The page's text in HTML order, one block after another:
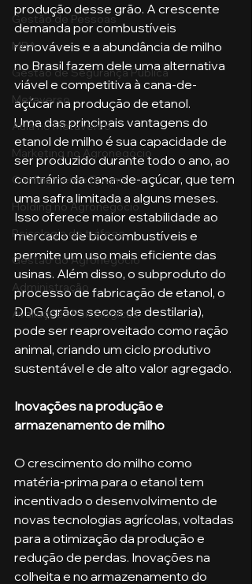
Gestão de Pessoas
MBA
Gestão de Segurança Publica
Metaverso
Aula no Metaverso
Marketing no Agronegócio
Confinamento Bovino
Holding no Agronegócio
Psicologia de tráfego
Gestão do Agronegócio
Administração
Avaliações Psicológicas
produção desse grão. A crescente
demanda por combustíveis
renováveis e a abundância de milho
no Brasil fazem dele uma alternativa
viável e competitiva à cana-de-
açúcar na produção de etanol.
Uma das principais vantagens do
etanol de milho é sua capacidade de
ser produzido durante todo o ano, ao
contrário da cana-de-açúcar, que tem
uma safra limitada a alguns meses.
Isso oferece maior estabilidade ao
mercado de biocombustíveis e
permite um uso mais eficiente das
usinas. Além disso, o subproduto do
processo de fabricação de etanol, o
DDG (grãos secos de destilaria),
pode ser reaproveitado como ração
animal, criando um ciclo produtivo
sustentável e de alto valor agregado.
Inovações na produção e
armazenamento de milho
O crescimento do milho como
matéria-prima para o etanol tem
incentivado o desenvolvimento de
novas tecnologias agrícolas, voltadas
para a otimização da produção e
redução de perdas. Inovações na
colheita e no armazenamento do